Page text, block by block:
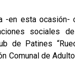
-en esta ocasión-
sociales
de Patines
Comunal de